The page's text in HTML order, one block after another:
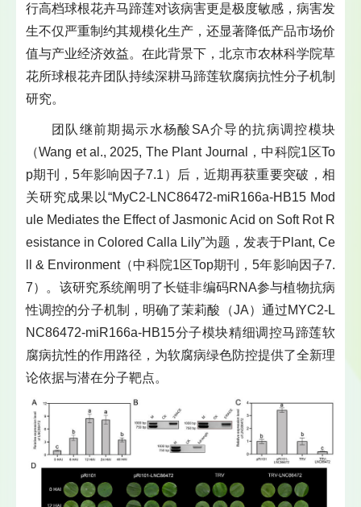
行高档球根花卉马蹄莲对该病害更是极度敏感，病害发
生不仅严重制约其规模化生产，还显著降低产品市场价
值与产业经济效益。在此背景下，北京市农林科学院草
花所球根花卉团队持续深耕马蹄莲软腐病抗性分子机制
研究。
团队继前期揭示水杨酸SA介导的抗病调控模块
（Wang et al., 2025, The Plant Journal，中科院1区To
p期刊，5年影响因子7.1）后，近期再获重要突破，相
关研究成果以“MyC2‐LNC86472‐miR166a‐HB15 Mod
ule Mediates the Effect of Jasmonic Acid on Soft Rot R
esistance in Colored Calla Lily”为题，发表于Plant, Ce
ll & Environment（中科院1区Top期刊，5年影响因子7.
7）。该研究系统阐明了长链非编码RNA参与植物抗病
性调控的分子机制，明确了茉莉酸（JA）通过MYC2‐L
NC86472‐miR166a‐HB15分子模块精细调控马蹄莲软
腐病抗性的作用路径，为软腐病绿色防控提供了全新理
论依据与潜在分子靶点。